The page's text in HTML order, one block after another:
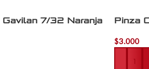
Gavilan 7/32 Naranja Pinza
$3.000
Añadir al